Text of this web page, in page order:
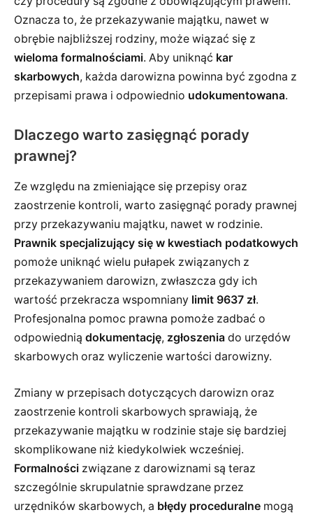
Oznacza to, że przekazywanie majątku, nawet w
obrębie najbliższej rodziny, może wiązać się z
wieloma formalnościami. Aby uniknąć kar
skarbowych, każda darowizna powinna być zgodna z
przepisami prawa i odpowiednio udokumentowana.
Dlaczego warto zasięgnąć porady
prawnej?
Ze względu na zmieniające się przepisy oraz
zaostrzenie kontroli, warto zasięgnąć porady prawnej
przy przekazywaniu majątku, nawet w rodzinie.
Prawnik specjalizujący się w kwestiach podatkowych
pomoże uniknąć wielu pułapek związanych z
przekazywaniem darowizn, zwłaszcza gdy ich
wartość przekracza wspomniany limit 9637 zł.
Profesjonalna pomoc prawna pomoże zadbać o
odpowiednią dokumentację, zgłoszenia do urzędów
skarbowych oraz wyliczenie wartości darowizny.
Zmiany w przepisach dotyczących darowizn oraz
zaostrzenie kontroli skarbowych sprawiają, że
przekazywanie majątku w rodzinie staje się bardziej
skomplikowane niż kiedykolwiek wcześniej.
Formalności związane z darowiznami są teraz
szczególnie skrupulatnie sprawdzane przez
urzędników skarbowych, a błędy proceduralne mogą